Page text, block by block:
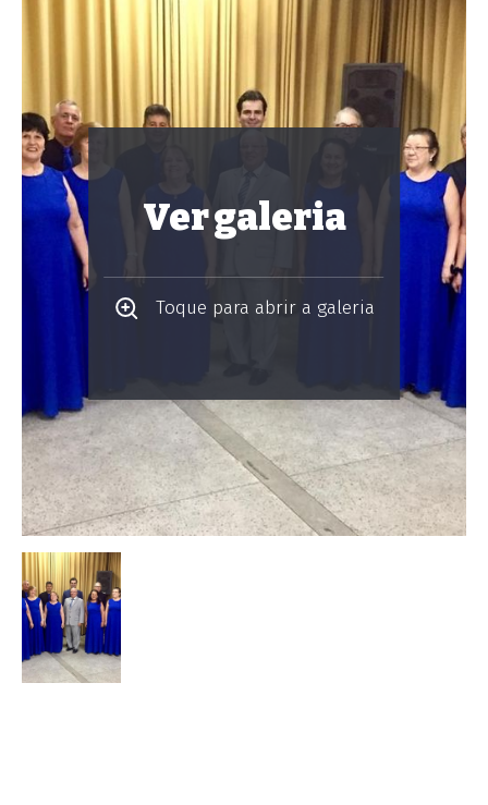
Ver galeria
Toque para abrir a galeria